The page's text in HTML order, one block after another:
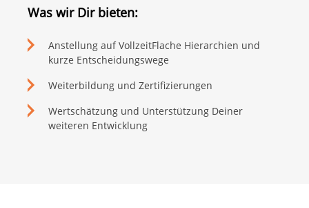
Was wir Dir bieten:
Anstellung auf VollzeitFlache Hierarchien und
kurze Entscheidungswege
Weiterbildung und Zertifizierungen
Wertschätzung und Unterstützung Deiner
weiteren Entwicklung